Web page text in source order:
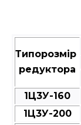
Типорозмір
редуктора
1Ц3У-160
1Ц3У-200